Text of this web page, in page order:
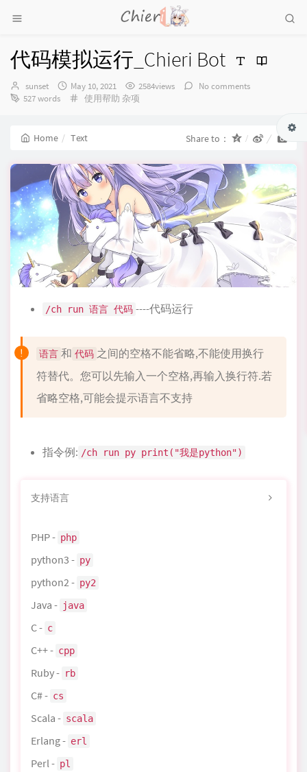
代码模拟运行_Chieri Bot
Author：
sunset
发
布
May 10, 2021 2584views
No comments
527 words
Categories：
使用帮助 杂项
Home Text Share to：
/ch run 语言 代码 ----代码运行
语言 和 代码 之间的空格不能省略,不能使用换行
符替代。您可以先输入一个空格,再输入换行符.若
省略空格,可能会提示语言不支持
指令例: /ch run py print("我是python")
支持语言
PHP - php
python3 - py
python2 - py2
Java - java
C - c
C++ - cpp
Ruby - rb
C# - cs
Scala - scala
Erlang - erl
Perl - pl